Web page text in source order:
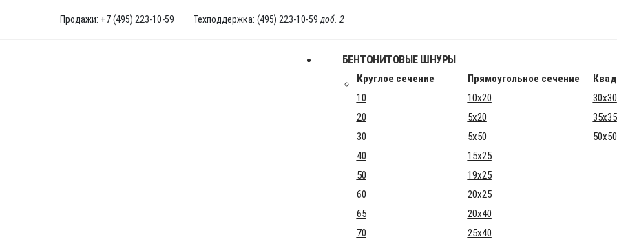
Продажи: +7 (495) 223-10-59 Техподдержка: (495) 223-10-59 доб. 2
БЕНТОНИТОВЫЕ ШНУРЫ
Круглое сечение Прямоугольное сечение
10
10x20
30x30
20
5x20
35x35
30
5x50
50x50
40
15x25
50
19x25
60
20x25
65
20x40
70
25x40